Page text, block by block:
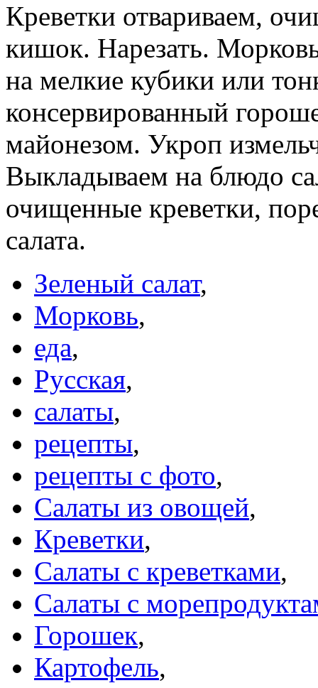
Креветки отвариваем,
кишок. Нарезать.
на мелкие кубики или
консервированный
майонезом. Укроп
Выкладываем на блюдо
очищенные креветки,
салата.
Зеленый салат,
Морковь,
еда,
Русская,
салаты,
рецепты,
рецепты с фото,
Салаты из овощей,
Креветки,
Салаты с креветками,
Салаты с
Горошек,
Картофель,